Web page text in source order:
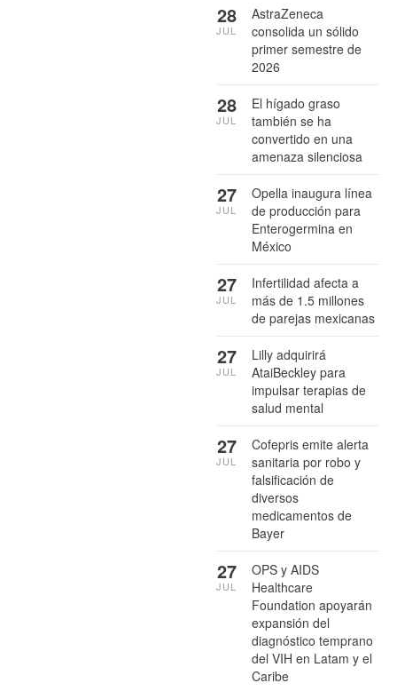
AstraZeneca
consolida un sólido
primer semestre de
2026
28
JUL
El hígado graso
también se ha
convertido en una
amenaza silenciosa
28
JUL
Opella inaugura línea
de producción para
Enterogermina en
México
27
JUL
Infertilidad afecta a
más de 1.5 millones
de parejas mexicanas
27
JUL
Lilly adquirirá
AtaiBeckley para
impulsar terapias de
salud mental
27
JUL
Cofepris emite alerta
sanitaria por robo y
falsificación de
diversos
medicamentos de
Bayer
27
JUL
OPS y AIDS
Healthcare
Foundation apoyarán
expansión del
diagnóstico temprano
del VIH en Latam y el
Caribe
27
JUL